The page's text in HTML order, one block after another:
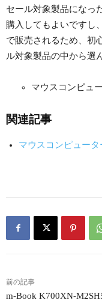
セール対象製品になっ
購入してもよいですし
で販売されるため、初
ル対象製品の中から選
マウスコンピュ
関連記事
マウスコンピュー
前の記事
m-Book K700XN-